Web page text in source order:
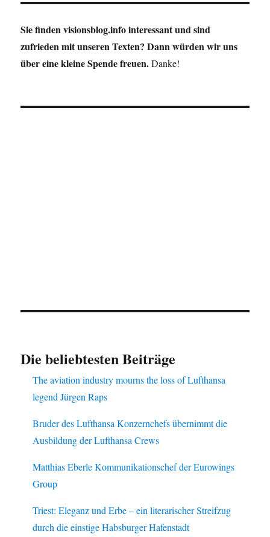
Sie finden visionsblog.info interessant und sind
zufrieden mit unseren Texten? Dann würden wir uns
über eine kleine Spende freuen.Danke!
Die beliebtesten Beiträge
The aviation industry mourns the loss of Lufthansa
legend Jürgen Raps
Bruder des Lufthansa Konzernchefs übernimmt die
Ausbildung der Lufthansa Crews
Matthias Eberle Kommunikationschef der Eurowings
Group
Triest: Eleganz und Erbe – ein literarischer Streifzug
durch die einstige Habsburger Hafenstadt